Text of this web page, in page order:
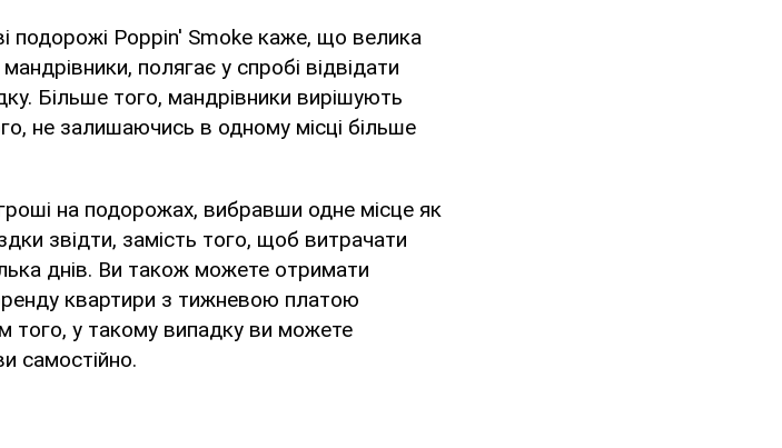
подорожі Poppin' Smoke каже, що велика
полягає у спробі відвідати
Більше того, мандрівники вирішують
не залишаючись в одному місці більше
на подорожах, вибравши одне місце як
звідти, замість того, щоб витрачати
днів. Ви також можете отримати
квартири з тижневою платою
того, у такому випадку ви можете
самостійно.